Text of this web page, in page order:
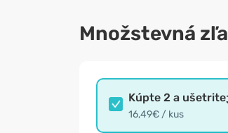
Množstevná
Kúpte 2 a ušetrite
16,49€ / kus